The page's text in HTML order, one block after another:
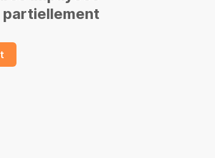
partiellement